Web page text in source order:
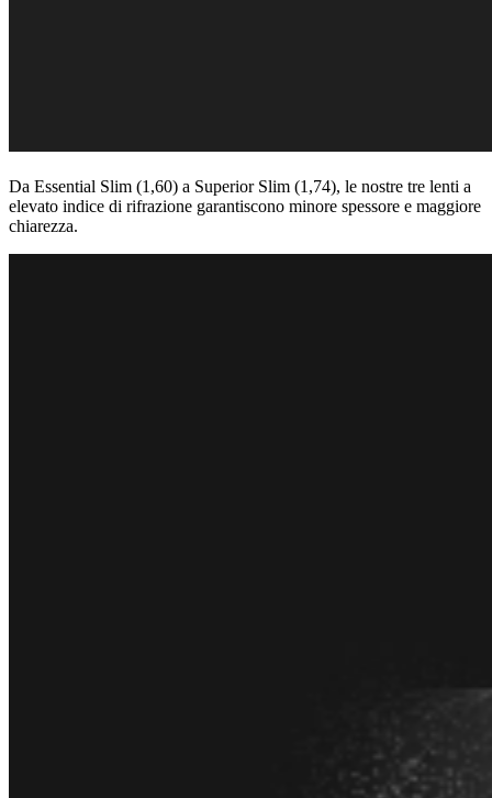
Da Essential Slim (1,60) a Superior Slim (1,74), le nostre tre lenti a
elevato indice di rifrazione garantiscono minore spessore e maggiore
chiarezza.